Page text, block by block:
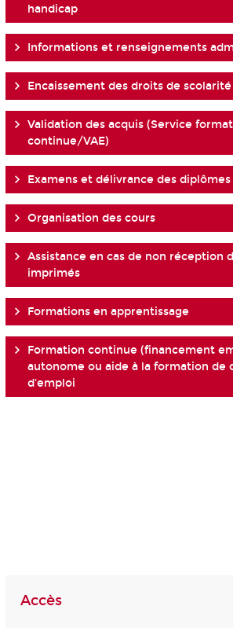
handicap
Informations et renseignements
Encaissement des droits de scolarité
Validation des acquis (Service
continue/VAE)
Examens et délivrance des diplômes
Organisation des cours
Assistance en cas de non réception
imprimés
Formations en apprentissage
Formation continue (financement
autonome ou aide à la formation de
d'emploi
Accès